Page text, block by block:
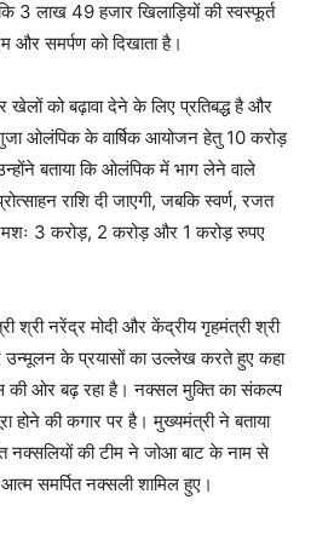
3 लाख 49 हजार खिलाड़ियों की स्वस्फूर्त
और समर्पण को दिखाता है।
खेलों को बढ़ावा देने के लिए प्रतिबद्ध है और
ओलंपिक के वार्षिक आयोजन हेतु 10 करोड़
बताया कि ओलंपिक में भाग लेने वाले
राशि दी जाएगी, जबकि स्वर्ण, रजत
3 करोड़, 2 करोड़ और 1 करोड़ रुपए
श्री नरेंद्र मोदी और केंद्रीय गृहमंत्री श्री
के प्रयासों का उल्लेख करते हुए कहा
की ओर बढ़ रहा है। नक्सल मुक्ति का संकल्प
होने की कगार पर है। मुख्यमंत्री ने बताया
नक्सलियों की टीम ने जोआ बाट के नाम से
समर्पित नक्सली शामिल हुए।